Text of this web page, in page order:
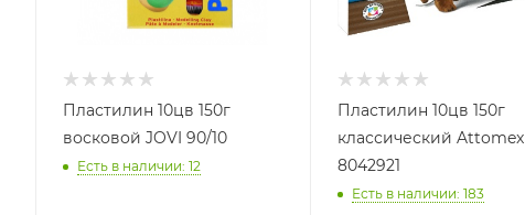
Пластилин 10цв 150г
восковой JOVI 90/10
Есть в наличии: 12
Пластилин 10цв 150г
классический Attomex
8042921
Есть в наличии: 183